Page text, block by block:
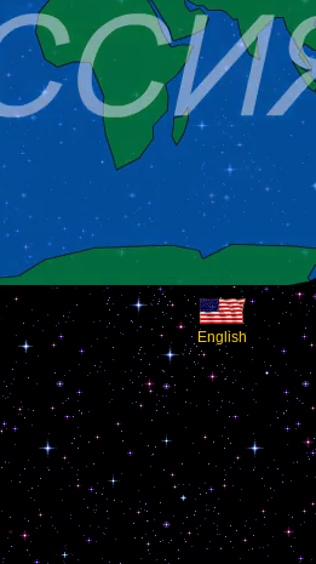
English